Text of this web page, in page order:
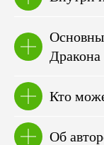
Дракона
Кто
Об